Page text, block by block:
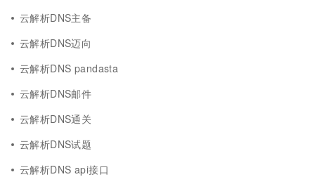
云解析DNS主备
云解析DNS迈向
云解析DNS pandasta
云解析DNS邮件
云解析DNS通关
云解析DNS试题
云解析DNS api接口